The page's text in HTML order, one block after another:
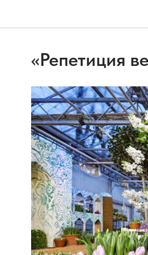
«Репетиция